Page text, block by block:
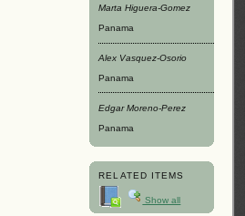
Marta Higuera-Gomez
Panama
Alex Vasquez-Osorio
Panama
Edgar Moreno-Perez
Panama
RELATED ITEMS
Show all